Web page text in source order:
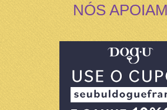
NÓS